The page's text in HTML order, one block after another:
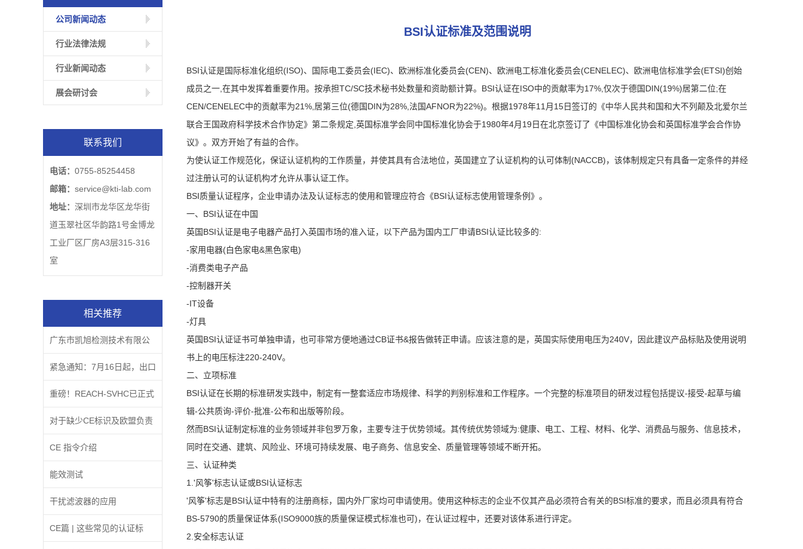
公司新闻动态
行业法律法规
行业新闻动态
展会研讨会
联系我们
电话： 0755-85254458
邮箱： service@kti-lab.com
地址： 深圳市龙华区龙华街
道玉翠社区华韵路1号金博龙
工业厂区厂房A3层315-316
室
相关推荐
广东市凯旭检测技术有限公
司企业文化主题
紧急通知：7月16日起，出口
欧盟的CE商品如果没有这
个，属于违法行为！
重磅！REACH-SVHC已正式
更新至219项
对于缺少CE标识及欧盟负责
人信息将可能被采取强制措
施
CE 指令介绍
能效测试
干扰滤波器的应用
CE篇 | 这些常见的认证标
BSI认证标准及范围说明
BSI认证是国际标准化组织(ISO)、国际电工委员会(IEC)、欧洲标准化委员会(CEN)、欧洲电工标准化委员会(CENELEC)、欧洲电信标准学会(ETSI)创始
成员之一,在其中发挥着重要作用。按承担TC/SC技术秘书处数量和资助额计算。BSI认证在ISO中的贡献率为17%,仅次于德国DIN(19%)居第二位;在
CEN/CENELEC中的贡献率为21%,居第三位(德国DIN为28%,法国AFNOR为22%)。根据1978年11月15日签订的《中华人民共和国和大不列颠及北爱尔兰
联合王国政府科学技术合作协定》第二条规定,英国标准学会同中国标准化协会于1980年4月19日在北京签订了《中国标准化协会和英国标准学会合作协
议》。双方开始了有益的合作。
为使认证工作规范化，保证认证机构的工作质量，并使其具有合法地位，英国建立了认证机构的认可体制(NACCB)，该体制规定只有具备一定条件的并经
过注册认可的认证机构才允许从事认证工作。
BSI质量认证程序，企业申请办法及认证标志的使用和管理应符合《BSI认证标志使用管理条例》。
一、BSI认证在中国
英国BSI认证是电子电器产品打入英国市场的准入证，以下产品为国内工厂申请BSI认证比较多的:
-家用电器(白色家电&黑色家电)
-消费类电子产品
-控制器开关
-IT设备
-灯具
英国BSI认证证书可单独申请，也可非常方便地通过CB证书&报告做转正申请。应该注意的是，英国实际使用电压为240V，因此建议产品标贴及使用说明
书上的电压标注220-240V。
二、立项标准
BSI认证在长期的标准研发实践中，制定有一整套适应市场规律、科学的判别标准和工作程序。一个完整的标准项目的研发过程包括提议-接受-起草与编
辑-公共质询-评价-批准-公布和出版等阶段。
然而BSI认证制定标准的业务领域并非包罗万象，主要专注于优势领域。其传统优势领域为:健康、电工、工程、材料、化学、消费品与服务、信息技术，
同时在交通、建筑、风险业、环境可持续发展、电子商务、信息安全、质量管理等领域不断开拓。
三、认证种类
1.'风筝'标志认证或BSI认证标志
'风筝'标志是BSI认证中特有的注册商标，国内外厂家均可申请使用。使用这种标志的企业不仅其产品必须符合有关的BSI标准的要求，而且必须具有符合
BS-5790的质量保证体系(ISO9000族的质量保证模式标准也可)，在认证过程中，还要对该体系进行评定。
2.安全标志认证